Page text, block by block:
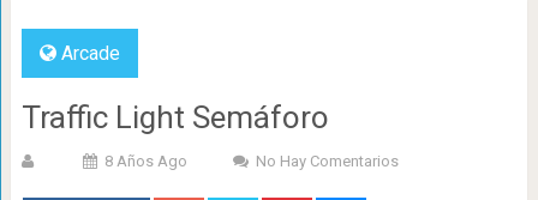
Arcade
Traffic Light Semáforo
8 Años Ago No Hay Comentarios